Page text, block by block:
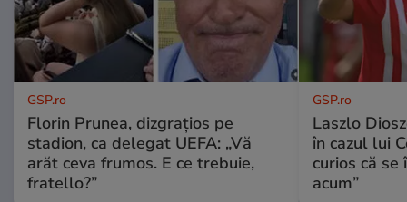
GSP.ro
Florin Prunea, dizgrațios pe
stadion, ca delegat UEFA: „Vă
arăt ceva frumos. E ce trebuie,
fratello?”
GSP.ro
Laszlo
în cazul lui
curios că
acum”